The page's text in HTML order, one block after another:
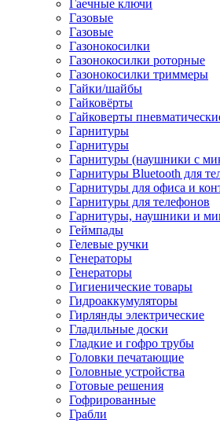
Гаечные ключи
Газовые
Газовые
Газонокосилки
Газонокосилки роторные
Газонокосилки триммеры
Гайки/шайбы
Гайковёрты
Гайковерты
Гарнитуры
Гарнитуры
Гарнитуры (наушники с
Гарнитуры Bluetooth для
Гарнитуры для офиса и
Гарнитуры для телефонов
Гарнитуры, наушники и
Геймпады
Гелевые ручки
Генераторы
Генераторы
Гигиенические товары
Гидроаккумуляторы
Гирлянды электрические
Гладильные доски
Гладкие и гофро трубы
Головки печатающие
Головные устройства
Готовые решения
Гофрированные
Грабли